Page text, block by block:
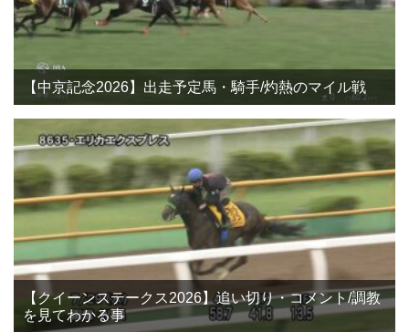
【中京記念2026】出走予定馬・騎手/灼熱のマイル戦
【クイーンステークス2026】追い切り・コメント/調教
を見てわかる事